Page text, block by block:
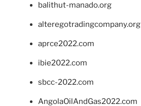
balithut-manado.org
alteregotradingcompany.org
aprce2022.com
ibie2022.com
sbcc-2022.com
AngolaOilAndGas2022.com